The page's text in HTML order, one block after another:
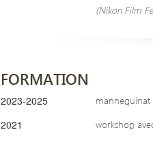
(Nikon Film
FORMATION
2023-2025 mannequinat
2021 workshop